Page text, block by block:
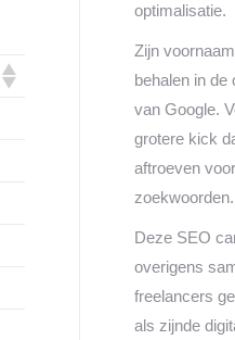
optimalisatie.
Zijn
behalen in de
van Google.
grotere kick
aftroeven
zoekwoorden.
Deze SEO
overigens
freelancers
als zijnde